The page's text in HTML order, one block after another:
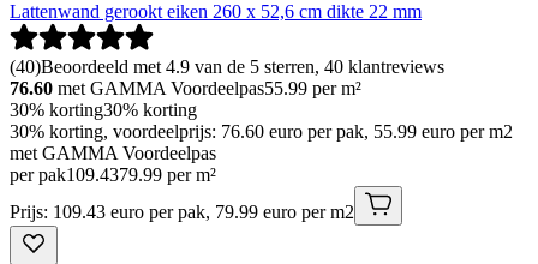
Lattenwand gerookt eiken 260 x 52,6 cm dikte 22 mm
(40)Beoordeeld met 4.9 van de 5 sterren, 40 klantreviews
76.60 met GAMMA Voordeelpas55.99 per m²
30% korting30% korting
30% korting, voordeelprijs: 76.60 euro per pak, 55.99 euro per m2
met GAMMA Voordeelpas
per pak109.4379.99 per m²
Prijs: 109.43 euro per pak, 79.99 euro per m2